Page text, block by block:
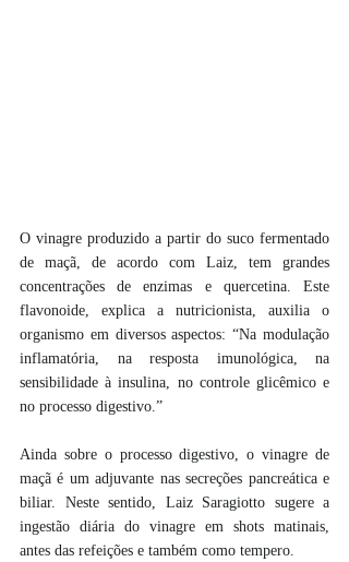
O vinagre produzido a partir do suco fermentado
de maçã, de acordo com Laiz, tem grandes
concentrações de enzimas e quercetina. Este
flavonoide, explica a nutricionista, auxilia o
organismo em diversos aspectos: “Na modulação
inflamatória, na resposta imunológica, na
sensibilidade à insulina, no controle glicêmico e
no processo digestivo.”
Ainda sobre o processo digestivo, o vinagre de
maçã é um adjuvante nas secreções pancreática e
biliar. Neste sentido, Laiz Saragiotto sugere a
ingestão diária do vinagre em shots matinais,
antes das refeições e também como tempero.